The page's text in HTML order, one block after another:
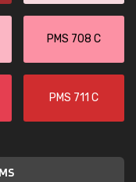
PMS 708 C
PMS 711 C